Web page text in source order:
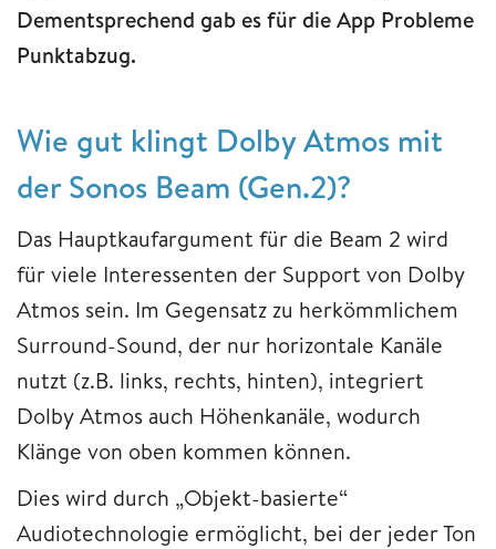
Dementsprechend gab es für die App Probleme
Punktabzug.
Wie gut klingt Dolby Atmos mit
der Sonos Beam (Gen.2)?
Das Hauptkaufargument für die Beam 2 wird
für viele Interessenten der Support von Dolby
Atmos sein. Im Gegensatz zu herkömmlichem
Surround-Sound, der nur horizontale Kanäle
nutzt (z.B. links, rechts, hinten), integriert
Dolby Atmos auch Höhenkanäle, wodurch
Klänge von oben kommen können.
Dies wird durch „Objekt-basierte“
Audiotechnologie ermöglicht, bei der jeder Ton